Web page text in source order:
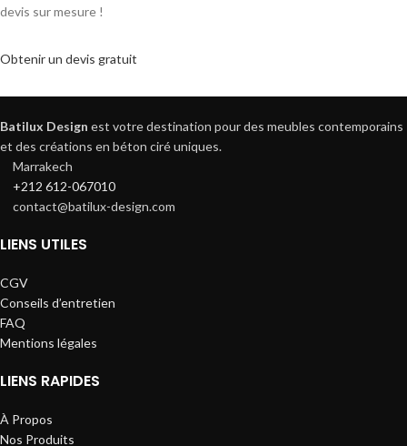
devis sur mesure !
Obtenir un devis gratuit
Batilux Design est votre destination pour des meubles contemporains
et des créations en béton ciré uniques.
Marrakech
+212 612-067010
contact@batilux-design.com
LIENS UTILES
CGV
Conseils d’entretien
FAQ
Mentions légales
LIENS RAPIDES
À Propos
Nos Produits